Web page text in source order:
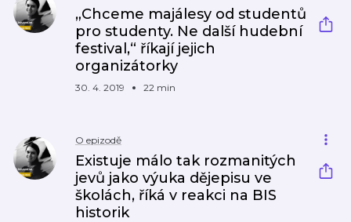
„Chceme majálesy od studentů
pro studenty. Ne další hudební
festival,“ říkají jejich
organizátorky
30. 4. 2019 22 min
O epizodě
Existuje málo tak rozmanitých
jevů jako výuka dějepisu ve
školách, říká v reakci na BIS
historik